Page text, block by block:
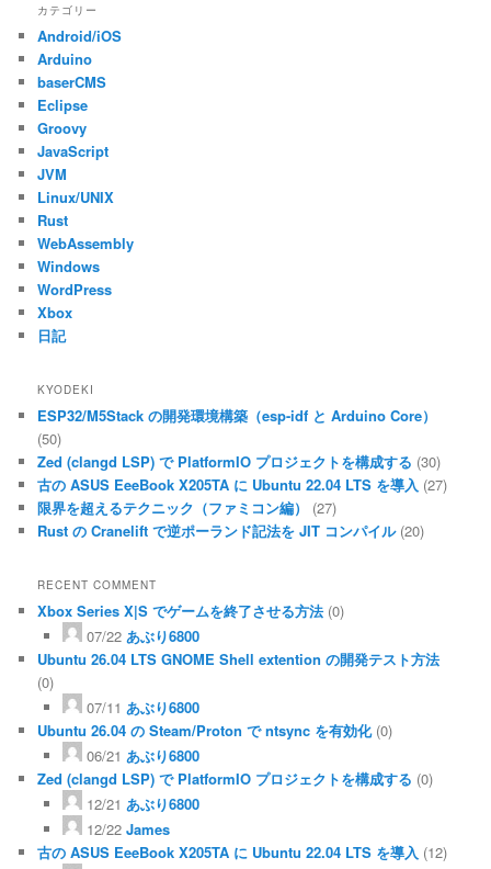
ー
ヤ
ー
カテゴリー
Android/iOS
Arduino
baserCMS
Eclipse
Groovy
JavaScript
JVM
Linux/UNIX
Rust
WebAssembly
Windows
WordPress
Xbox
日記
KYODEKI
ESP32/M5Stack の開発環境構築（esp-idf と Arduino Core）
(50)
Zed (clangd LSP) で PlatformIO プロジェクトを構成する (30)
古の ASUS EeeBook X205TA に Ubuntu 22.04 LTS を導入 (27)
限界を超えるテクニック（ファミコン編）
(27)
Rust の Cranelift で逆ポーランド記法を JIT コンパイル(20)
RECENT COMMENT
Xbox Series X|S でゲームを終了させる方法(0)
07/22 あぶり6800
Ubuntu 26.04 LTS GNOME Shell extention の開発テスト方法
(0)
07/11 あぶり6800
Ubuntu 26.04 の Steam/Proton で ntsync を有効化(0)
06/21 あぶり6800
Zed (clangd LSP) で PlatformIO プロジェクトを構成する (0)
12/21 あぶり6800
12/22 James
古の ASUS EeeBook X205TA に Ubuntu 22.04 LTS を導入 (12)